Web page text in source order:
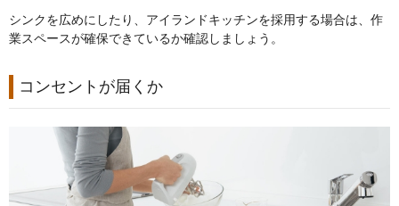
シンクを広めにしたり、アイランドキッチンを採用する場合は、作
業スペースが確保できているか確認しましょう。
コンセントが届くか